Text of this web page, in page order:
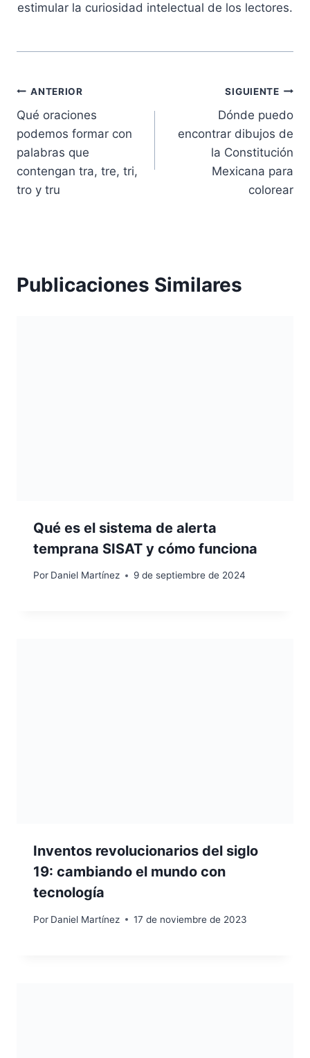
estimular la curiosidad intelectual de los lectores.
Navegación
de
entradas
ANTERIOR
Qué oraciones
podemos formar con
palabras que
contengan tra, tre, tri,
tro y tru
SIGUIENTE
Dónde puedo
encontrar dibujos de
la Constitución
Mexicana para
colorear
Publicaciones Similares
Qué es el sistema de alerta
temprana SISAT y cómo funciona
Por Daniel Martínez 9 de septiembre de 2024
Inventos revolucionarios del siglo
19: cambiando el mundo con
tecnología
Por Daniel Martínez 17 de noviembre de 2023